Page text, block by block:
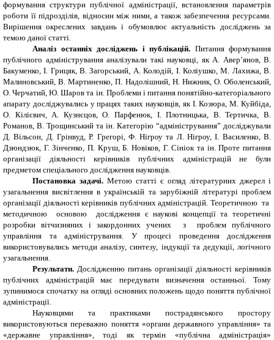
формування структури публічної адміністрації, встановлення параметрів
роботи її підрозділів, відносин між ними, а також забезпечення ресурсами.
Вирішення окреслених завдань і обумовлює актуальність досліджень за
темою даної статті.
Аналіз останніх досліджень і публікацій. Питання формування
публічного адміністрування аналізували такі науковці, як А. Авер’янов, В.
Бакуменко, І. Грицяк, В. Загорський, А. Колодій, І. Коліушко, М. Лахижа, В.
Малиновський, В. Мартиненко, П. Надолішний, Н. Нижник, О. Оболенський,
О. Черчатий, Ю. Шаров та ін. Проблеми і питання понятійно-категоріального
апарату досліджувались у працях таких науковців, як І. Козюра, М. Куйбіда,
О. Кілієвич, А. Кузнєцов, О. Парфенюк, І. Плотницька, В. Тертичка, В.
Романов, В. Трощинський та ін. Категорію “адміністрування” досліджували
Д. Вільсон, Д. Грінвуд, Р. Грегорі, Ф. Нігроу та Л. Нігроу, І. Василенко, В.
Дзюндзюк, Г. Зінченко, П. Круш, Б. Новіков, Г. Сініок та ін. Проте питання
організації діяльності керівників публічних адміністрацій не були
предметом спеціального дослідження науковців.
Постановка задачі. Метою статті є огляд літературних джерел і
узагальнення висвітлення в українській та зарубіжній літературі проблем
організації діяльності керівників публічних адміністрацій. Теоретичною та
методичною основою дослідження є наукові концепції та теоретичні
розробки вітчизняних і закордонних учених з проблем публічного
управління та адміністрування. У процесі проведення дослідження
використовувались методи аналізу, синтезу, індукції та дедукції, логічного
узагальнення.
Результати. Дослідженню питань організації діяльності керівників
публічних адміністрацій має передувати визначення останньої. Тому
зупинимося спочатку на огляді основних положень щодо поняття публічної
адміністрації.
Науковцями та практиками пострадянського простору
використовуються переважно поняття «органи державного управління» та
«державне управління», тоді як термін «публічна адміністрація»